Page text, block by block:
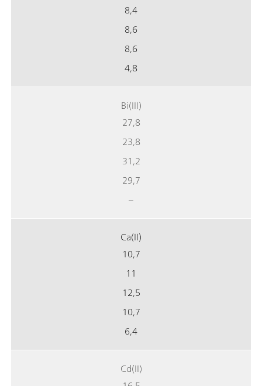
8,4
8,6
8,6
4,8
Bi(III)
27,8
23,8
31,2
29,7
–
Ca(II)
10,7
11
12,5
10,7
6,4
Cd(II)